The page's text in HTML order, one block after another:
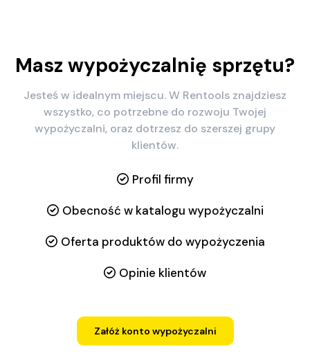
Masz wypożyczalnię sprzętu?
Jesteś w idealnym miejscu. W Rentools znajdziesz
wszystko, co potrzebne do rozwoju Twojej
wypożyczalni, oraz dotrzesz do szerszej grupy
klientów.
Profil firmy
Obecność w katalogu wypożyczalni
Oferta produktów do wypożyczenia
Opinie klientów
Załóż konto wypożyczalni